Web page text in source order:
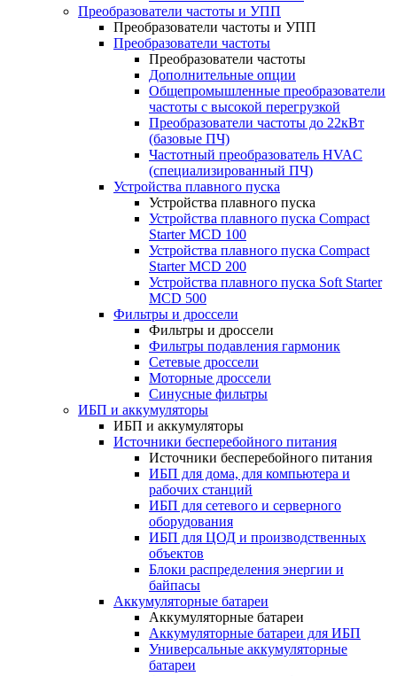
Преобразователи частоты и УПП
Преобразователи частоты и УПП
Преобразователи частоты
Преобразователи частоты
Дополнительные опции
Общепромышленные преобразователи
частоты с высокой перегрузкой
Преобразователи частоты до 22кВт
(базовые ПЧ)
Частотный преобразователь HVAC
(специализированный ПЧ)
Устройства плавного пуска
Устройства плавного пуска
Устройства плавного пуска Compact
Starter MCD 100
Устройства плавного пуска Compact
Starter MCD 200
Устройства плавного пуска Soft Starter
MCD 500
Фильтры и дроссели
Фильтры и дроссели
Фильтры подавления гармоник
Сетевые дроссели
Моторные дроссели
Синусные фильтры
ИБП и аккумуляторы
ИБП и аккумуляторы
Источники бесперебойного питания
Источники бесперебойного питания
ИБП для дома, для компьютера и
рабочих станций
ИБП для сетевого и серверного
оборудования
ИБП для ЦОД и производственных
объектов
Блоки распределения энергии и
байпасы
Аккумуляторные батареи
Аккумуляторные батареи
Аккумуляторные батареи для ИБП
Универсальные аккумуляторные
батареи